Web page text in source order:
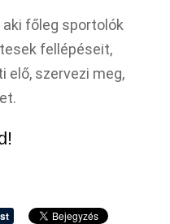
aki főleg sportolók
fellépéseit,
elő, szervezi meg,